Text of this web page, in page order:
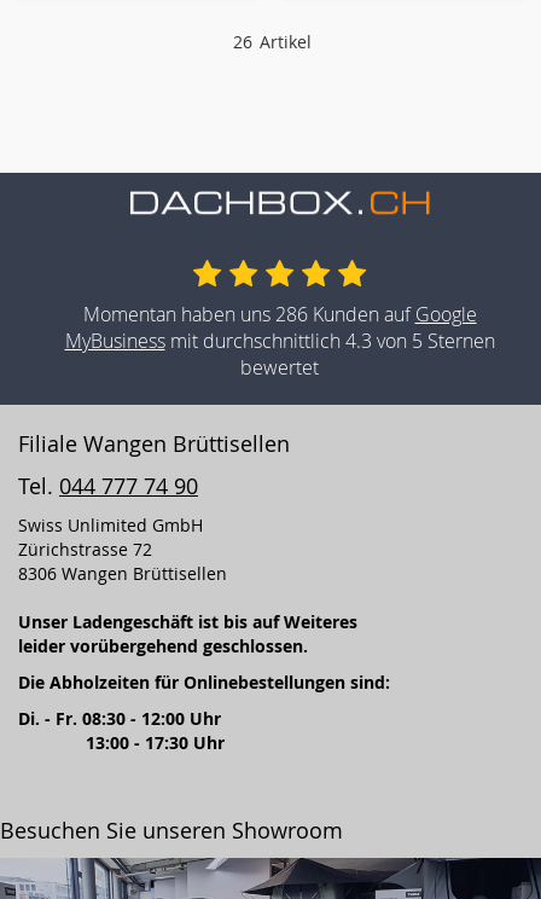
26 Artikel
Momentan haben uns 286 Kunden aufGoogle
MyBusinessmit durchschnittlich 4.3 von 5 Sternen
bewertet
Filiale Wangen Brüttisellen
Tel. 044 777 74 90
Swiss Unlimited GmbH
Zürichstrasse 72
8306 Wangen Brüttisellen
Unser Ladengeschäft ist bis auf Weiteres
leider vorübergehend geschlossen.
Die Abholzeiten für Onlinebestellungen sind:
Di. - Fr. 08:30 - 12:00 Uhr
13:00 - 17:30 Uhr
Besuchen Sie unseren Showroom